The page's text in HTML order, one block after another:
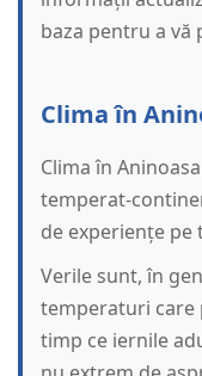
baza pentru a vă
Clima în
Clima în
temperat-
de experiențe
Verile sunt, în
temperaturi care
timp ce iernile